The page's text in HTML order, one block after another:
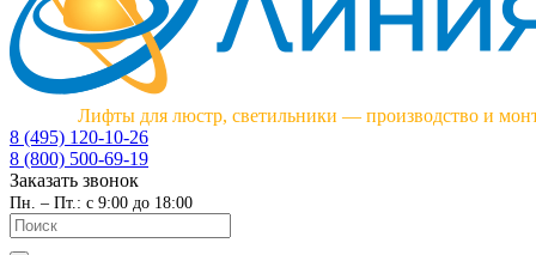
Лифты для люстр, светильники — производство и
8 (495) 120-10-26
8 (800) 500-69-19
Заказать звонок
Пн. – Пт.: с 9:00 до 18:00